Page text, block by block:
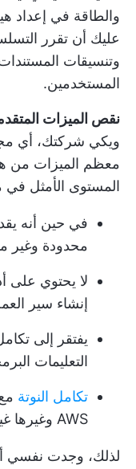
عليك أن تقرر
وتنسيقات
المستخدمين.
نقص الميزات
ويكي شركتك، أي
معظم الميزات من
المستوى الأمثل
في حين أنه
محدودة وغير
لا يحتوي على
إنشاء سير
التعليمات
تكامل النوتة
AWS وغيرها غير مكتملة في أحسن الأحوال
لذلك، وجدت نفسي